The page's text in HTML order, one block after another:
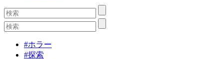
#ホラー
#探索